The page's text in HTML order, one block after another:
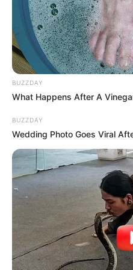
ΤΑ ΠΙΟ
BUZZDAY
What Happens After A
BUZZDAY
Wedding Photo Goes Viral